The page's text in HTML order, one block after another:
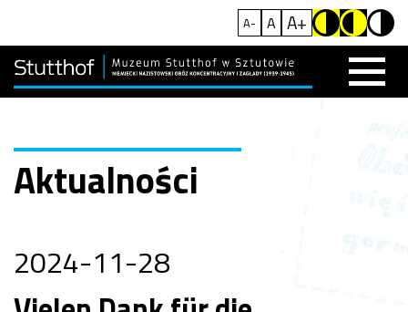
A- A A+
Aktualności
2024-11-28